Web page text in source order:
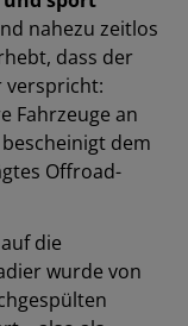
nahezu zeitlos
dass der
verspricht:
Fahrzeuge an
bescheinigt dem
Offroad-
die
wurde von